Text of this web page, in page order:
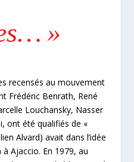
»
recensés au mouvement
Frédéric Benrath, René
Louchansky, Nasser
ont été qualifiés de «
Alvard) avait dans l’idée
Ajaccio. En 1979, au